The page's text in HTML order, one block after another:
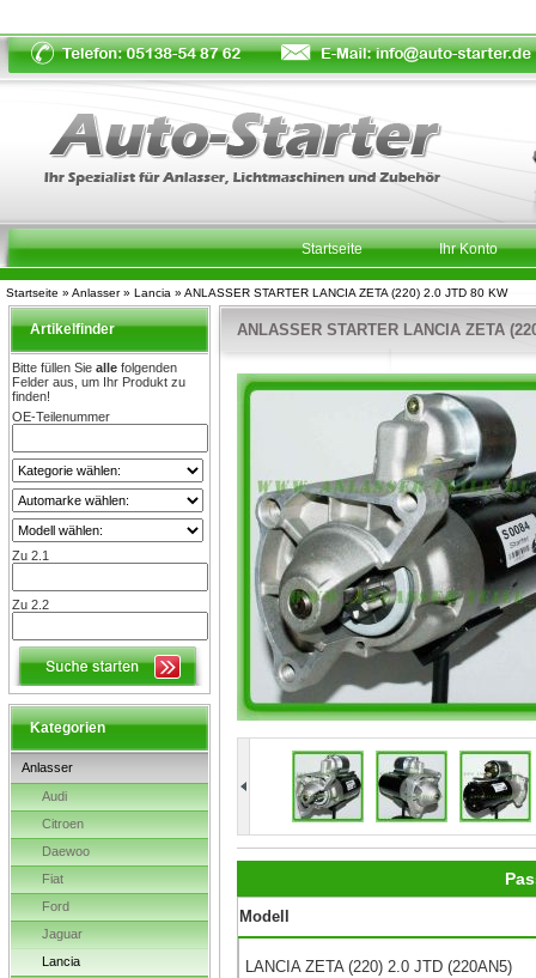
Startseite » Anlasser» Lancia » ANLASSER STARTER LANCIA ZETA (220) 2.0 JTD 80 KW
Startseite Ihr Konto
Artikelfinder
Bitte füllen Sie alle folgenden
Felder aus, um Ihr Produkt zu
finden!
OE-Teilenummer
Zu 2.1
Zu 2.2
Kategorien
Anlasser
Audi
Citroen
Daewoo
Fiat
Ford
Jaguar
Lancia
ANLASSER STARTER LANCIA ZETA
Modell
LANCIA ZETA (220) 2.0 JTD (220AN5)